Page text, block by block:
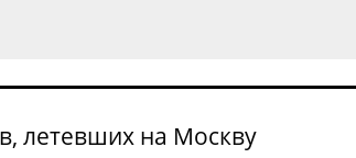
летевших на Москву